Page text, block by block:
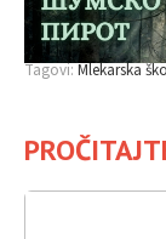
Tagovi:Mlekarska